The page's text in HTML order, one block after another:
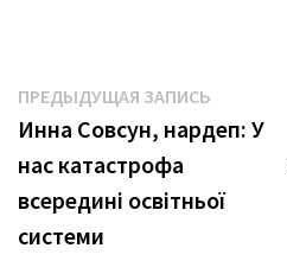
Навигация
по
записям
ПРЕДЫДУЩАЯ ЗАПИСЬ
запись:
Инна Совсун, нардеп: У
нас катастрофа
всередині освітньої
системи